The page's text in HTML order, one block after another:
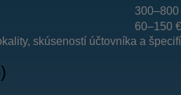
300–800
60–150
skúseností účtovníka a